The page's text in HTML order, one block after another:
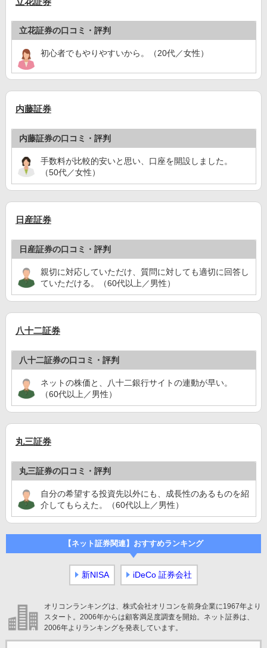
立花証券の口コミ・評判
初心者でもやりやすいから。（20代／女性）
内藤証券
内藤証券の口コミ・評判
手数料が比較的安いと思い、口座を開設しました。
（50代／女性）
日産証券
日産証券の口コミ・評判
親切に対応していただけ、質問に対しても適切に回答し
ていただける。（60代以上／男性）
八十二証券
八十二証券の口コミ・評判
ネットの株価と、八十二銀行サイトの連動が早い。
（60代以上／男性）
丸三証券
丸三証券の口コミ・評判
自分の希望する投資先以外にも、成長性のあるものを紹
介してもらえた。（60代以上／男性）
【ネット証券関連】おすすめランキング
新NISA iDeCo 証券会社
オリコンランキングは、株式会社オリコンを前身企業に1967年より
スタート。2006年からは顧客満足度調査を開始。ネット証券は、
2006年よりランキングを発表しています。